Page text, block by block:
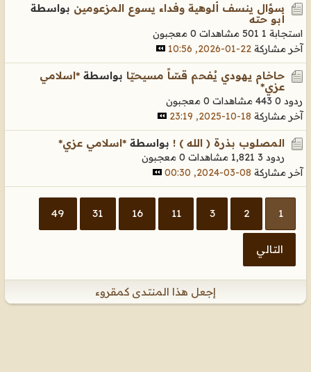
سؤال ينسف ألوهية وفداء يسوع المزعومين بواسطة
أبو حته
استجابة 1 501 مشاهدات
0 معجبون
آخر مشاركة 22-01-2026, 10:56
حاخام يهودي يُفحم قسّاً مسيحيّا بواسطة *اسلامي
عزي*
ردود 0 443 مشاهدات
0 معجبون
آخر مشاركة 18-10-2025, 23:19
المصلوب بذرة ( الله ) ! بواسطة *اسلامي عزي*
ردود 3 1,821 مشاهدات
0 معجبون
آخر مشاركة 08-03-2024, 00:30
1
2
3
11
16
31
49
التالي
إجعل هذا المنتدى كمقروء